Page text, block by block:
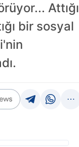
Attığı
bir sosyal